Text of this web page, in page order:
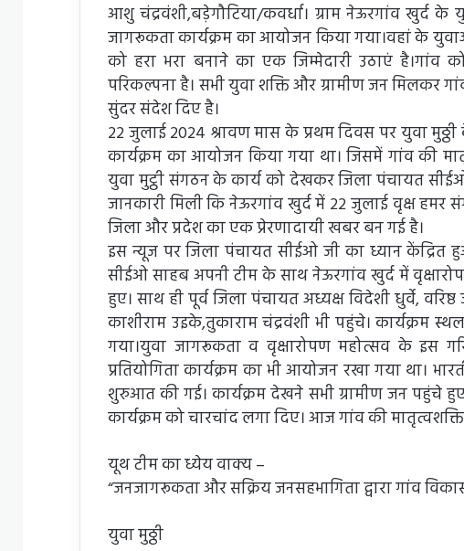
n
d
a
n
m
a
i
आशु चंद्रवंशी,बड़ेगौटिया/कवर्धा। ग्राम नेऊरगांव खुर्द के
जागरूकता कार्यक्रम का आयोजन किया गया।वहां के
को हरा भरा बनाने का एक जिम्मेदारी उठाएं है।गांव
परिकल्पना है। सभी युवा शक्ति और ग्रामीण जन मिलकर
सुंदर संदेश दिए है।
22 जुलाई 2024 श्रावण मास के प्रथम दिवस पर युवा मुठ्ठी
कार्यक्रम का आयोजन किया गया था। जिसमें गांव की
युवा मुट्ठी संगठन के कार्य को देखकर जिला पंचायत
जानकारी मिली कि नेऊरगांव खुर्द में 22 जुलाई वृक्ष हमर
जिला और प्रदेश का एक प्रेरणादायी खबर बन गई है।
इस न्यूज पर जिला पंचायत सीईओ जी का ध्यान केंद्रित
सीईओ साहब अपनी टीम के साथ नेऊरगांव खुर्द में
हुए। साथ ही पूर्व जिला पंचायत अध्यक्ष विदेशी धुर्वे,
काशीराम उइके,तुकाराम चंद्रवंशी भी पहुंचे। कार्यक्रम
गया।युवा जागरूकता व वृक्षारोपण महोत्सव के इस
प्रतियोगिता कार्यक्रम का भी आयोजन रखा गया था।
शुरुआत की गई। कार्यक्रम देखने सभी ग्रामीण जन पहुंचे
कार्यक्रम को चारचांद लगा दिए। आज गांव की
यूथ टीम का ध्येय वाक्य –
“जनजागरूकता और सक्रिय जनसहभागिता द्वारा गांव
युवा मुठ्ठी